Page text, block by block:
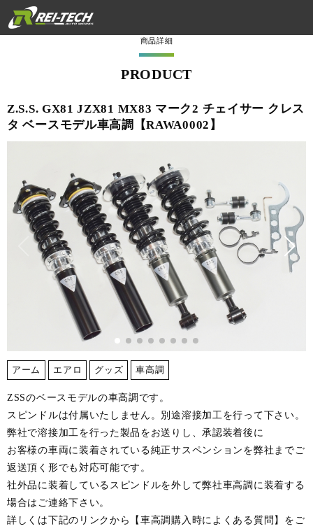
商品詳細
PRODUCT
Z.S.S. GX81 JZX81 MX83 マーク2 チェイサー クレス
タ ベースモデル車高調【RAWA0002】
アーム エアロ グッズ 車高調
ZSSのベースモデルの車高調です。
スピンドルは付属いたしません。別途溶接加工を行って下さい。
弊社で溶接加工を行った製品をお送りし、承認装着後に
お客様の車両に装着されている純正サスペンションを弊社までご
返送頂く形でも対応可能です。
社外品に装着しているスピンドルを外して弊社車高調に装着する
場合はご連絡下さい。
詳しくは下記のリンクから【車高調購入時によくある質問】をご